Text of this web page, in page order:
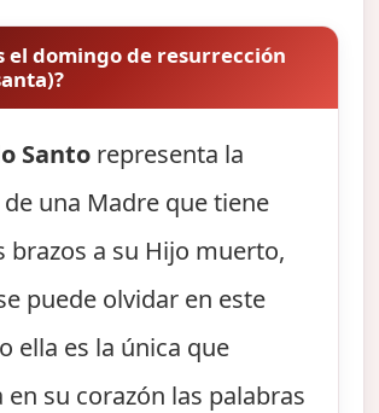
el domingo de resurrección
Santo representa la
una Madre que tiene
brazos a su Hijo muerto,
puede olvidar en este
ella es la única que
en su corazón las palabras